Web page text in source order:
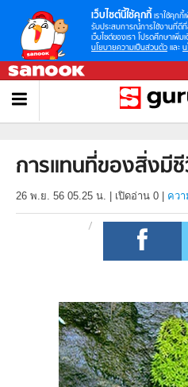
เว็บไซต์นี้ใช้คุกกี้ เราใช้คุกกี้
รับประสบการณ์การใช้งานที่ดี
เว็บไซต์ของเรา โปรดศึกษาเพิ่ม
นโยบายความเป็นส่วนตัว และ น
การแทนที่ของสิ่งมีชี
26 พ.ย. 56 05.25 น. เปิดอ่าน 0 คว